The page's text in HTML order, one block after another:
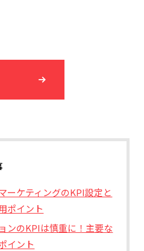
ーケティングのKPI設定と
ポイント
ンのKPIは慎重に！主要な
イント